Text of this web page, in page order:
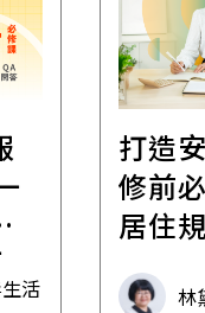
活
打造
修前
居住
林